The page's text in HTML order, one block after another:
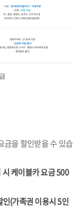
금을 할인받을 수 있습
케이블카 요금 500
(가족권 이용시 5인